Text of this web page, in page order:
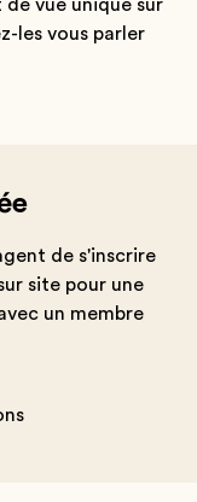
vue unique sur
les vous parler
de s'inscrire
site pour une
un membre